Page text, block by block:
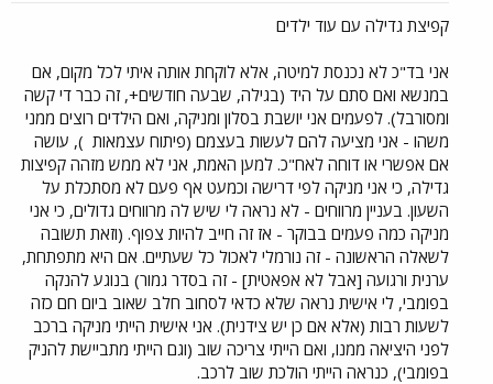
קפיצת גדילה עם עוד ילדים
אני בד"כ לא נכנסת למיטה, אלא לוקחת אותה איתי לכל מקום, אם
במנשא ואם סתם על היד (בגילה, שבעה חודשים+, זה כבר די קשה
ומסורבל). לפעמים אני יושבת בסלון ומניקה, ואם הילדים רוצים ממני
משהו - אני מציעה להם לעשות בעצמם (פיתוח עצמאות ), עושה
אם אפשרי או דוחה לאח"כ. למען האמת, אני לא ממש מזהה קפיצות
גדילה, כי אני מניקה לפי דרישה וכמעט אף פעם לא מסתכלת על
השעון. בעניין מרווחים - לא נראה לי שיש לה מרווחים גדולים, כי אני
מניקה כמה פעמים בבוקר - אז זה חייב להיות צפוף. (וזאת תשובה
לשאלה הראשונה - זה נורמלי לאכול כל שעתיים. אם היא מתפתחת,
ערנית ורגועה [אבל לא אפאטית] - זה בסדר גמור) בנוגע להנקה
בפומבי, לי אישית נראה שלא כדאי לסחוב חלב שאוב ביום חם כזה
לשעות רבות (אלא אם כן יש צידנית). אני אישית הייתי מניקה ברכב
לפני היציאה ממנו, ואם הייתי צריכה שוב (וגם הייתי מתביישת להניק
בפומבי), כנראה הייתי הולכת שוב לרכב.